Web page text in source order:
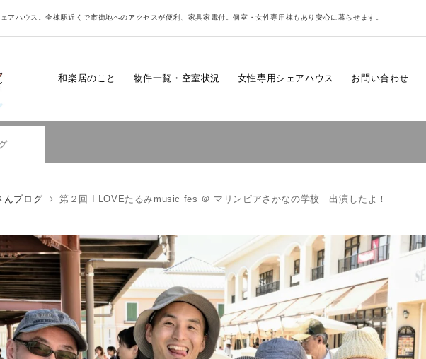
アハウス。全棟駅近くで市街地へのアクセスが便利、家具家電付。個室・女性専用棟もあり安心に暮らせます。
和楽居のこと 物件一覧・空室状況 女性専用シェアハウス お問い合わせ
んブログ 第２回 I LOVEたるみmusic fes ＠ マリンピアさかなの学校 出演したよ！